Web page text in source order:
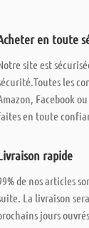
en toute
site est
les
Facebook
en toute
rapide
de nos articles
La livraison
jours